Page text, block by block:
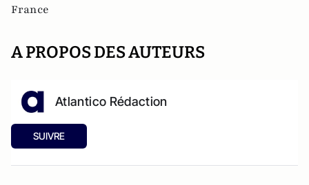
France
A PROPOS DES AUTEURS
Atlantico Rédaction
SUIVRE